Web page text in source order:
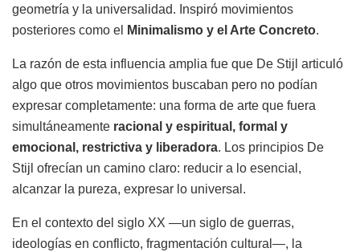
geometría y la universalidad. Inspiró movimientos
posteriores como el
Minimalismo y el Arte Concreto.
La razón de esta influencia amplia fue que De Stijl articuló
algo que otros movimientos buscaban pero no podían
expresar completamente: una forma de arte que fuera
simultáneamente racional y espiritual, formal y
emocional, restrictiva y liberadora. Los principios De
Stijl ofrecían un camino claro: reducir a lo esencial,
alcanzar la pureza, expresar lo universal.
En el contexto del siglo XX —un siglo de guerras,
ideologías en conflicto, fragmentación cultural—, la